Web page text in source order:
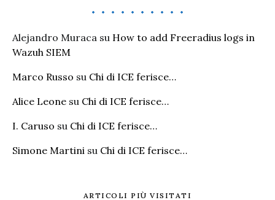
Alejandro Muraca su How to add Freeradius logs in
Wazuh SIEM
Marco Russo su Chi di ICE ferisce…
Alice Leone su Chi di ICE ferisce…
I. Caruso su Chi di ICE ferisce…
Simone Martini su Chi di ICE ferisce…
ARTICOLI PIÙ VISITATI